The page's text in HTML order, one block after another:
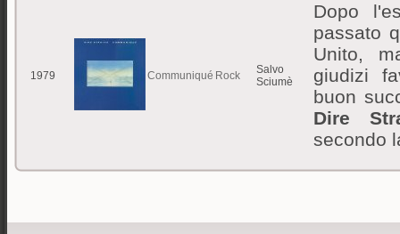
1979 Communiqué Rock
Salvo
Sciumè
Dopo
passato
Unito,
giudizi
buon
Dire
secondo